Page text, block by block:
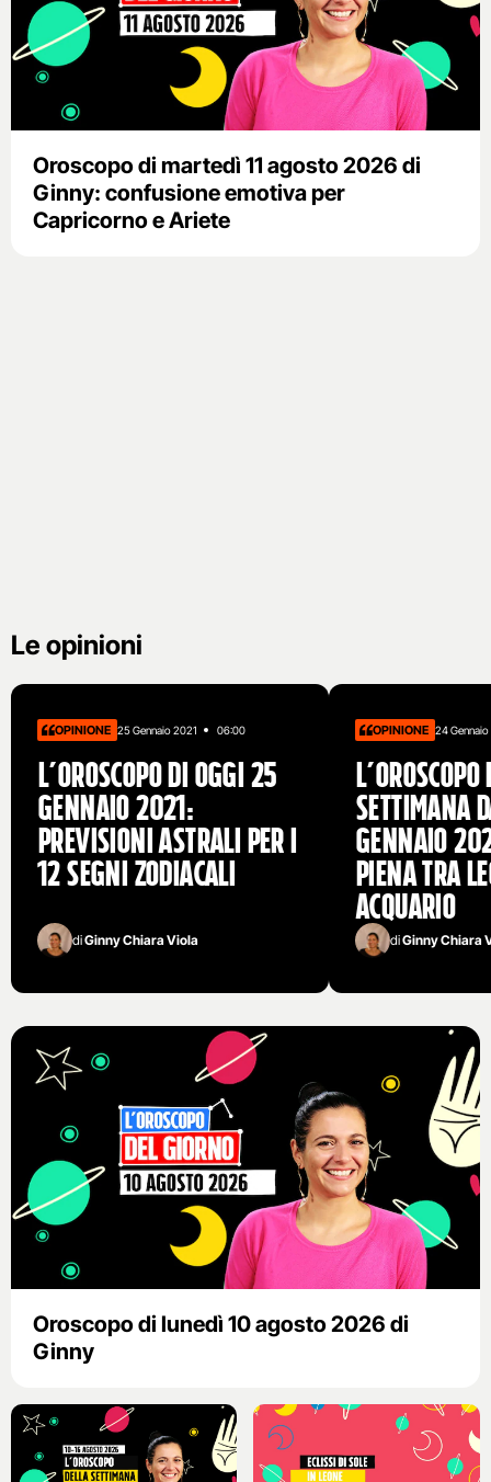
Oroscopo di martedì 11 agosto 2026 di
Ginny: confusione emotiva per
Capricorno e Ariete
Le opinioni
OPINIONE 25 Gennaio 2021 06:00
L’oroscopo di oggi 25
gennaio 2021:
previsioni astrali per i
12 segni zodiacali
diGinny Chiara Viola
OPINIONE 24
settimana
gennaio
piena tra
Acquario
diGinny Chiara
Oroscopo di lunedì 10 agosto 2026 di
Ginny